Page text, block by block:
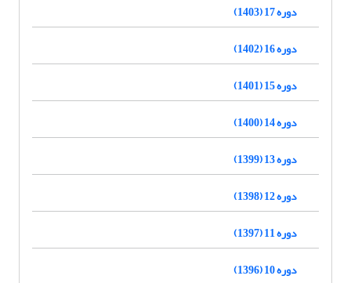
دوره 17 (1403)
دوره 16 (1402)
دوره 15 (1401)
دوره 14 (1400)
دوره 13 (1399)
دوره 12 (1398)
دوره 11 (1397)
دوره 10 (1396)